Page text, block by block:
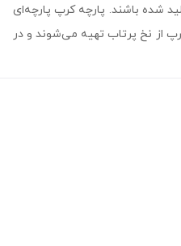
شده باشند. پارچه کرپ پارچه‌ای
از نخ پرتاب تهیه می‌شوند و در